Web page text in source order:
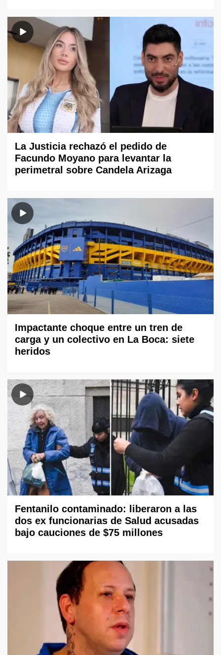
La Justicia rechazó el pedido de
Facundo Moyano para levantar la
perimetral sobre Candela Arizaga
Impactante choque entre un tren de
carga y un colectivo en La Boca: siete
heridos
Fentanilo contaminado: liberaron a las
dos ex funcionarias de Salud acusadas
bajo cauciones de $75 millones